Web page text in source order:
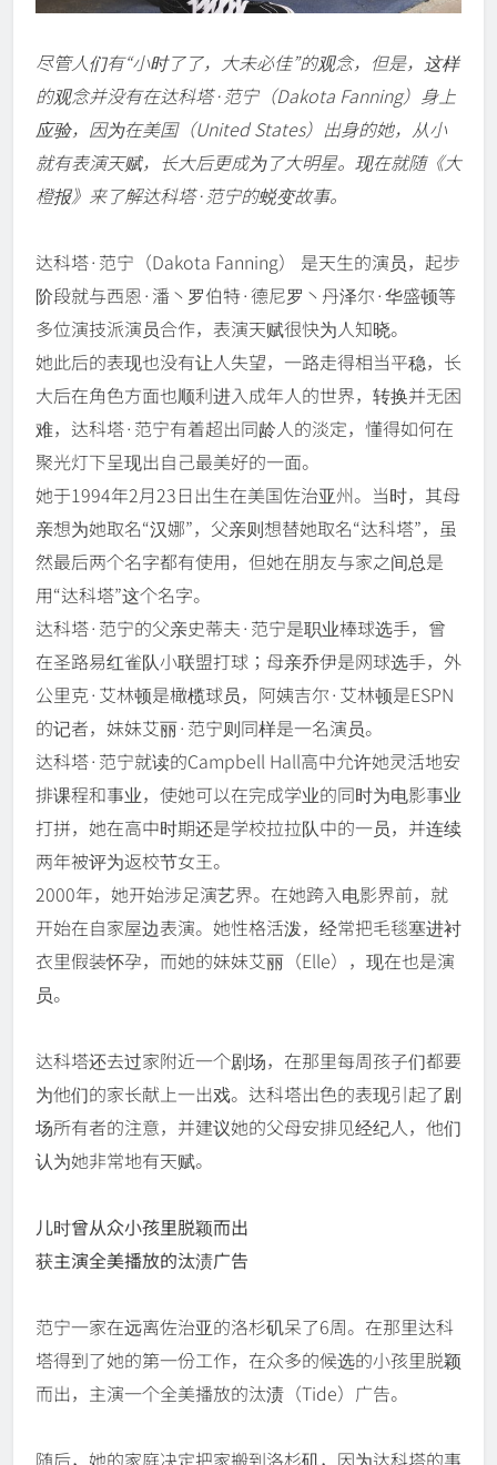
尽管人们有“小时了了，大未必佳”的观念，但是，这样
的观念并没有在达科塔·范宁（Dakota Fanning）身上
应验，因为在美国（United States）出身的她，从小
就有表演天赋，长大后更成为了大明星。现在就随《大
橙报》来了解达科塔·范宁的蜕变故事。
达科塔·范宁（Dakota Fanning） 是天生的演员，起步
阶段就与西恩·潘丶罗伯特·德尼罗丶丹泽尔·华盛顿等
多位演技派演员合作，表演天赋很快为人知晓。
她此后的表现也没有让人失望，一路走得相当平稳，长
大后在角色方面也顺利进入成年人的世界，转换并无困
难，达科塔·范宁有着超出同龄人的淡定，懂得如何在
聚光灯下呈现出自己最美好的一面。
她于1994年2月23日出生在美国佐治亚州。当时，其母
亲想为她取名“汉娜”，父亲则想替她取名“达科塔”，虽
然最后两个名字都有使用，但她在朋友与家之间总是
用“达科塔”这个名字。
达科塔·范宁的父亲史蒂夫·范宁是职业棒球选手，曾
在圣路易红雀队小联盟打球；母亲乔伊是网球选手，外
公里克·艾林顿是橄榄球员，阿姨吉尔·艾林顿是ESPN
的记者，妹妹艾丽·范宁则同样是一名演员。
达科塔·范宁就读的Campbell Hall高中允许她灵活地安
排课程和事业，使她可以在完成学业的同时为电影事业
打拼，她在高中时期还是学校拉拉队中的一员，并连续
两年被评为返校节女王。
2000年，她开始涉足演艺界。在她跨入电影界前，就
开始在自家屋边表演。她性格活泼，经常把毛毯塞进衬
衣里假装怀孕，而她的妹妹艾丽（Elle），现在也是演
员。
达科塔还去过家附近一个剧场，在那里每周孩子们都要
为他们的家长献上一出戏。达科塔出色的表现引起了剧
场所有者的注意，并建议她的父母安排见经纪人，他们
认为她非常地有天赋。
儿时曾从众小孩里脱颖而出
获主演全美播放的汰渍广告
范宁一家在远离佐治亚的洛杉矶呆了6周。在那里达科
塔得到了她的第一份工作，在众多的候选的小孩里脱颖
而出，主演一个全美播放的汰渍（Tide）广告。